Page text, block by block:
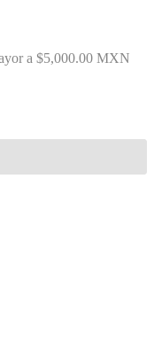
a $5,000.00 MXN